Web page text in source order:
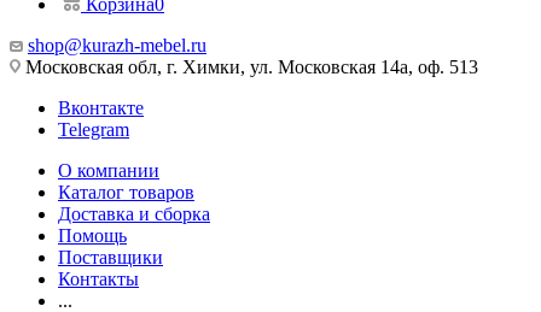
Корзина0
shop@kurazh-mebel.ru
Московская обл, г. Химки, ул. Московская 14а, оф. 513
Вконтакте
Telegram
О компании
Каталог товаров
Доставка и сборка
Помощь
Поставщики
Контакты
...